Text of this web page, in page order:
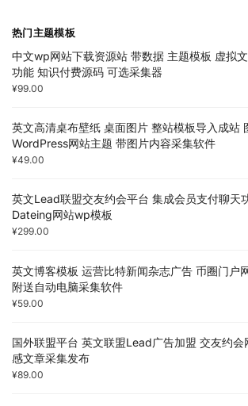
热门主题模板
中文wp网站下载资源站 带数据 主题模板 虚拟
功能 知识付费源码 可选采集器
¥99.00
英文高清桌布壁纸 桌面图片 整站模板导入成站
WordPress网站主题 带图片内容采集软件
¥49.00
英文Lead联盟交友约会平台 集成会员支付聊天
Dateing网站wp模板
¥299.00
英文博客模板 运营比特新闻杂志广告 币圈门户
附送自动电脑采集软件
¥59.00
国外联盟平台 英文联盟Lead广告加盟 交友约会
感文章采集发布
¥89.00